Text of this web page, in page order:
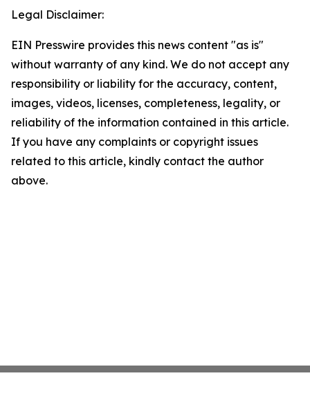
Legal Disclaimer:
EIN Presswire provides this news content "as is"
without warranty of any kind. We do not accept any
responsibility or liability for the accuracy, content,
images, videos, licenses, completeness, legality, or
reliability of the information contained in this article.
If you have any complaints or copyright issues
related to this article, kindly contact the author
above.